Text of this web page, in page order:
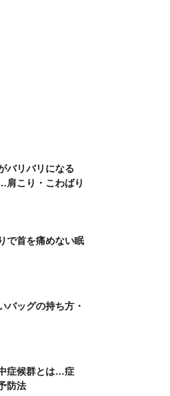
バリバリになる
肩こり・こわばり
で首を痛めない眠
バッグの持ち方・
症候群とは…症
防法